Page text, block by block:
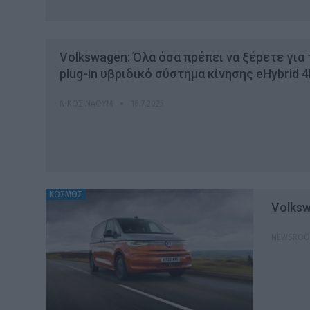
Volkswagen: Όλα όσα πρέπει να ξέρετε για
plug-in υβριδικό σύστημα κίνησης eHybrid
ΚΟΣΜΟΣ